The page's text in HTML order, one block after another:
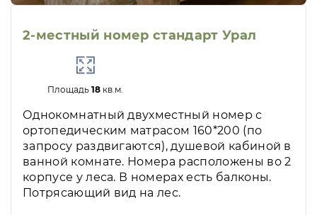
2-местный номер стандарт Урал
Площадь18 кв.м.
Однокомнатный двухместный номер с
ортопедическим матрасом 160*200 (по
запросу раздвигаются), душевой кабиной в
ванной комнате. Номера расположены во 2
корпусе у леса. В номерах есть балконы.
Потрясающий вид на лес.